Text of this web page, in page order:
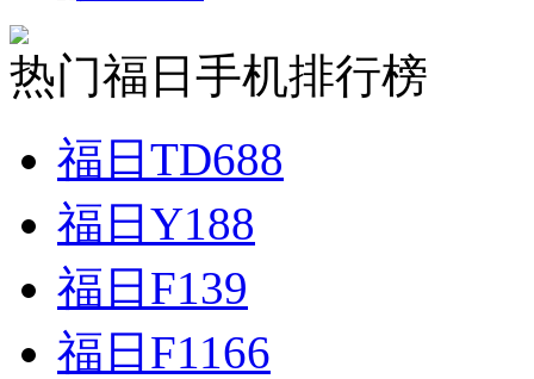
热门福日手机排行榜
福日TD688
福日Y188
福日F139
福日F1166